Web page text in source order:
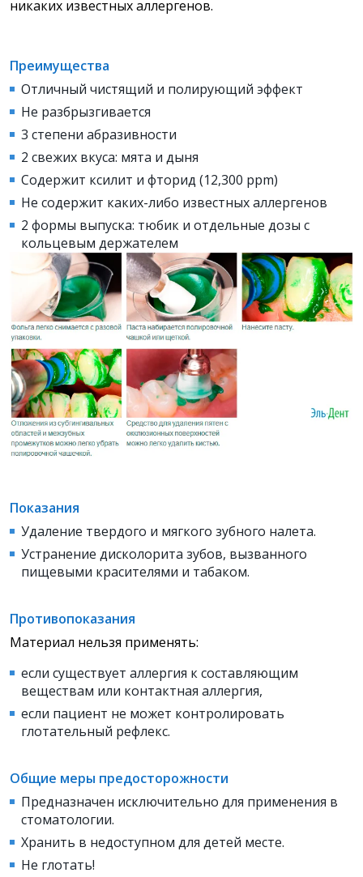
никаких известных аллергенов.
Преимущества
Отличный чистящий и полирующий эффект
Не разбрызгивается
3 степени абразивности
2 свежих вкуса: мята и дыня
Содержит ксилит и фторид (12,300 ppm)
Не содержит каких-либо известных аллергенов
2 формы выпуска: тюбик и отдельные дозы с
кольцевым держателем
Показания
Удаление твердого и мягкого зубного налета.
Устранение дисколорита зубов, вызванного
пищевыми красителями и табаком.
Противопоказания
Материал нельзя применять:
если существует аллергия к составляющим
веществам или контактная аллергия,
если пациент не может контролировать
глотательный рефлекс.
Общие меры предосторожности
Предназначен исключительно для применения в
стоматологии.
Хранить в недоступном для детей месте.
Не глотать!